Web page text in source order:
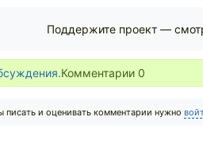
Поддержите проект —
Комментарии 0
писать и оценивать комментарии нужно